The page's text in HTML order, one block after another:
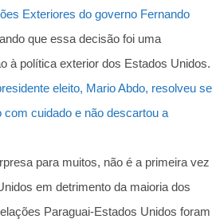
Exteriores do governo Fernando
que essa decisão foi uma
à política exterior dos Estados Unidos.
eleito, Mario Abdo, resolveu se
cuidado e não descartou a
para muitos, não é a primeira vez
em detrimento da maioria dos
Paraguai-Estados Unidos foram